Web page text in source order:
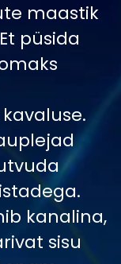
maastik
püsida
kanalina,
sisu